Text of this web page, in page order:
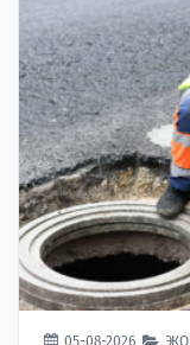
05-08-2026